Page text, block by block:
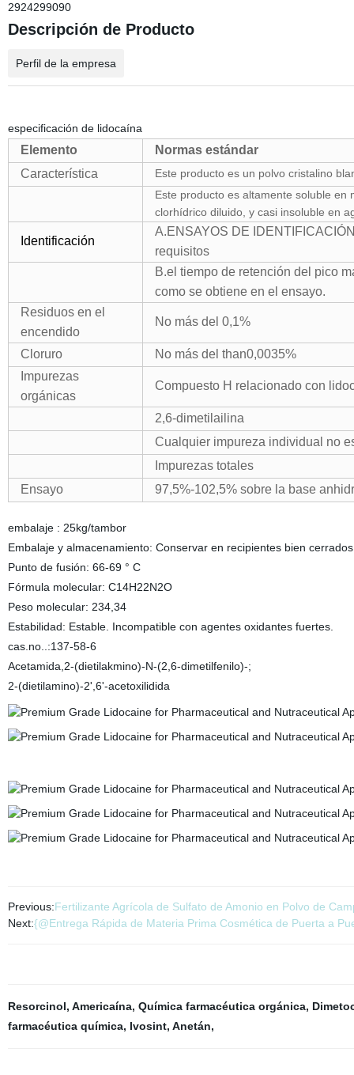
2924299090
Descripción de Producto
Perfil de la empresa
especificación de lidocaína
Elemento
Normas estándar
Característica
Este producto es un polvo cristalino
Este producto es altamente soluble en
clorhídrico diluido, y casi insoluble en
Identificación
A.ENSAYOS DE
requisitos
B.el tiempo de retención del pico
como se obtiene en el ensayo.
Residuosen el
encendido
No másdel 0,1%
Cloruro
No más del than0,0035%
Impurezas
orgánicas
Compuesto H relacionado con
2,6-dimetilailina
Cualquier impureza individual no
Impurezas totales
Ensayo
97,5%-102,5% sobre la base
embalaje : 25kg/tambor
Embalaje y almacenamiento: Conservar en recipientes bien
Punto de fusión: 66-69 ° C
Fórmula molecular: C14H22N2O
Peso molecular: 234,34
Estabilidad: Estable. Incompatible con agentes oxidantes fuertes.
cas.no..:137-58-6
Acetamida,2-(dietilakmino)-N-(2,6-dimetilfenilo)-;
2-(dietilamino)-2',6'-acetoxilidida
Previous:Fertilizante Agrícola de Sulfato de Amonio en Polvo de
Next:{@Entrega Rápida de Materia Prima Cosmética de Puerta a
Resorcinol, Americaína, Química farmacéutica orgánica,
farmacéutica química, Ivosint, Anetán,